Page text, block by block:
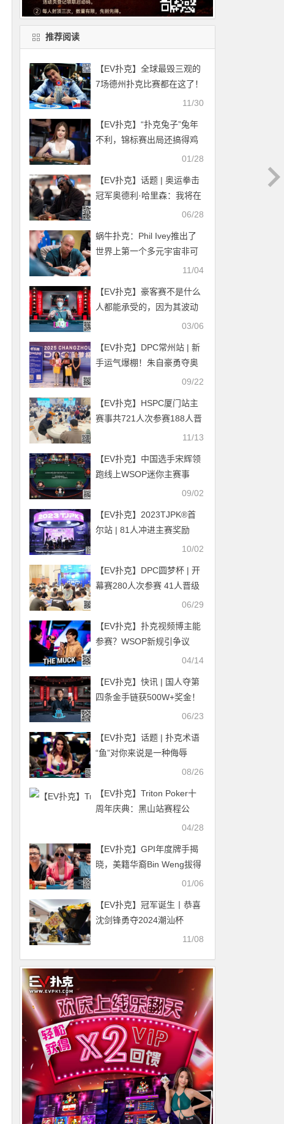
推荐阅读
【EV扑克】全球最毁三观的
7场德州扑克比赛都在这了！
11/30
【EV扑克】“扑克兔子”兔年
不利，锦标赛出局还搞得鸡
01/28
【EV扑克】话题 | 奥运拳击
冠军奥德利·哈里森：我将在
06/28
蜗牛扑克：Phil Ivey推出了
世界上第一个多元宇宙非可
11/04
【EV扑克】豪客赛不是什么
人都能承受的，因为其波动
03/06
【EV扑克】DPC常州站 | 新
手运气爆棚！朱自豪勇夺奥
马哈冠军；主赛B组180人参
09/22
【EV扑克】HSPC厦门站主
赛事共721人次参赛188人晋
级，郑益峰与陈少忆分别登
11/13
【EV扑克】中国选手宋辉领
跑线上WSOP迷你主赛事
FT，国人距离金手链只差一
09/02
【EV扑克】2023TJPK®首
尔站 | 81人冲进主赛奖励
圈，13人晋级，Hyeonho
手打入决赛
10/02
【EV扑克】DPC圆梦杯 | 开
幕赛280人次参赛 41人晋级
陈龙宇、李炎锋分列AB组CL
06/29
【EV扑克】扑克视频博主能
参赛？WSOP新规引争议
04/14
【EV扑克】快讯 | 国人夺第
四条金手链获500W+奖金！
张阳WSOP赛事#44夺冠06/23
【EV扑克】话题 | 扑克术语
“鱼”对你来说是一种侮辱
08/26
【EV扑克】Triton Poker十
周年庆典：黑山站赛程公
布，三大旗舰赛事领衔18场
04/28
【EV扑克】GPI年度牌手揭
晓，美籍华裔Bin Weng拔得
01/06
【EV扑克】冠军诞生丨恭喜
沈剑锋勇夺2024潮汕杯
11/08